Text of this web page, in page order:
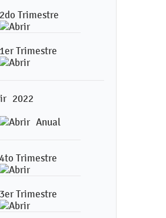
2do Trimestre
1er Trimestre
2022
Anual
4to Trimestre
3er Trimestre